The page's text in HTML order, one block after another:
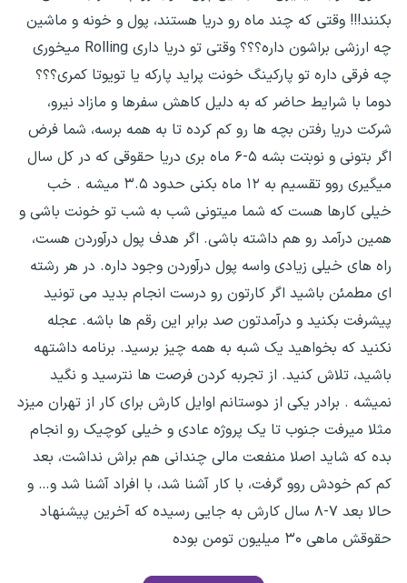
بکنند!!! وقتی که چند ماه رو دریا هستند، پول و خونه و ماشین
چه ارزشی براشون داره؟؟؟ وقتی تو دریا داری Rolling میخوری
چه فرقی داره تو پارکینگ خونت پراید پارکه یا تویوتا کمری؟؟؟
دوما با شرایط حاضر که به دلیل کاهش سفرها و مازاد نیرو،
شرکت دریا رفتن بچه ها رو کم کرده تا به همه برسه، شما فرض
اگر بتونی و نوبتت بشه ۵-۶ ماه بری دریا حقوقی که در کل سال
میگیری روو تقسیم به ۱۲ ماه بکنی حدود ۳.۵ میشه . خب
خیلی کارها هست که شما میتونی شب به شب تو خونت باشی و
همین درآمد رو هم داشته باشی. اگر هدف پول درآوردن هست،
راه های خیلی زیادی واسه پول درآوردن وجود داره. در هر رشته
ای مطمئن باشید اگر کارتون رو درست انجام بدید می تونید
پیشرفت بکنید و درآمدتون صد برابر این رقم ها باشه. عجله
نکنید که بخواهید یک شبه به همه چیز برسید. برنامه داشتهه
باشید، تلاش کنید. از تجربه کردن فرصت ها نترسید و نگید
نمیشه . برادر یکی از دوستانم اوایل کارش برای کار از تهران میزد
مثلا میرفت جنوب تا یک پروژه عادی و خیلی کوچیک رو انجام
بده که شاید اصلا منفعت مالی چندانی هم براش نداشت، بعد
کم کم خودش روو گرفت، با کار آشنا شد، با افراد آشنا شد و… و
حالا بعد ۷-۸ سال کارش به جایی رسیده که آخرین پیشنهاد
حقوقش ماهی ۳۰ میلیون تومن بوده